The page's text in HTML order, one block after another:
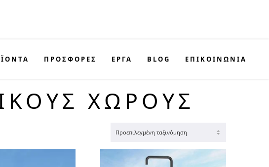
ΠΡΟΣΦΟΡΈΣ ΕΡΓΑ BLOG ΕΠΙΚΟΙΝΩΝΊΑ
ΧΏΡΟΥΣ